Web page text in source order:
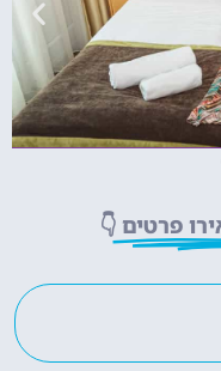
פרטים 👇